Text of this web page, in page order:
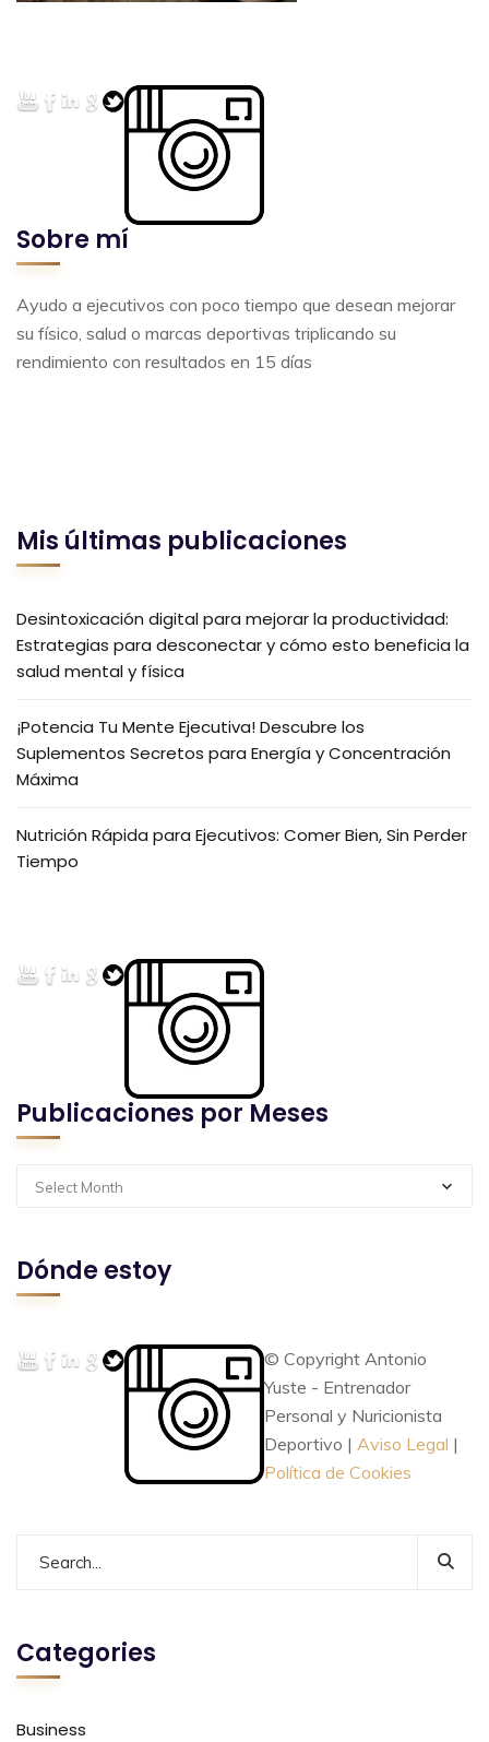
Sobre mí
Ayudo a ejecutivos con poco tiempo que desean mejorar
su físico, salud o marcas deportivas triplicando su
rendimiento con resultados en 15 días
Mis últimas publicaciones
Desintoxicación digital para mejorar la productividad:
Estrategias para desconectar y cómo esto beneficia la
salud mental y física
¡Potencia Tu Mente Ejecutiva! Descubre los
Suplementos Secretos para Energía y Concentración
Máxima
Nutrición Rápida para Ejecutivos: Comer Bien, Sin Perder
Tiempo
Publicaciones por Meses
Select Month
Dónde estoy
© Copyright Antonio
Yuste - Entrenador
Personal y Nuricionista
Deportivo | Aviso Legal |
Política de Cookies
Categories
Business